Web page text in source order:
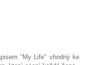
"My Life" vhodný ke